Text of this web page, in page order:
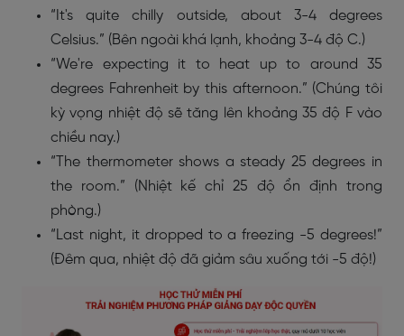
“It's quite chilly outside, about 3-4 degrees
Celsius.” (Bên ngoài khá lạnh, khoảng 3-4 độ C.)
“We're expecting it to heat up to around 35
degrees Fahrenheit by this afternoon.” (Chúng tôi
kỳ vọng nhiệt độ sẽ tăng lên khoảng 35 độ F vào
chiều nay.)
“The thermometer shows a steady 25 degrees in
the room.” (Nhiệt kế chỉ 25 độ ổn định trong
phòng.)
“Last night, it dropped to a freezing -5 degrees!”
(Đêm qua, nhiệt độ đã giảm sâu xuống tới -5 độ!)